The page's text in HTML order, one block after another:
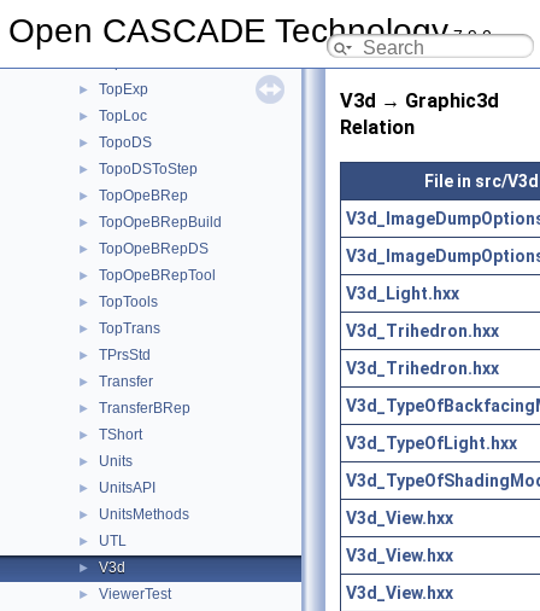
Open CASCADE Technology7.9.0
TopBas
► TopExp
► TopLoc
► TopoDS
► TopoDSToStep
► TopOpeBRep
► TopOpeBRepBuild
► TopOpeBRepDS
► TopOpeBRepTool
► TopTools
► TopTrans
► TPrsStd
► Transfer
► TransferBRep
► TShort
► Units
► UnitsAPI
► UnitsMethods
► UTL
► V3d
► ViewerTest
V3d → Graphic3d
Relation
File in src/V3d
V3d_Light.hxx
V3d_Trihedron.hxx
V3d_Trihedron.hxx
V3d_TypeOfLight.hxx
V3d_View.hxx
V3d_View.hxx
V3d_View.hxx